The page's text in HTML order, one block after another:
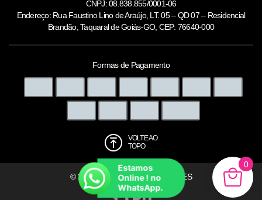
CNPJ: 08.838.855/0001-06
Endereço: Rua Faustino Lino de Araújo, LT. 05 – QD 07 – Residencial
Brandão, Taquaral de Goiás-GO, CEP: 76640-000
Formas de Pagamento
VOLTE AO
TOPO
© 2026 - LAURHA | BRA INTIMATES
0
Estamos
Online ! no
WhatsApp.